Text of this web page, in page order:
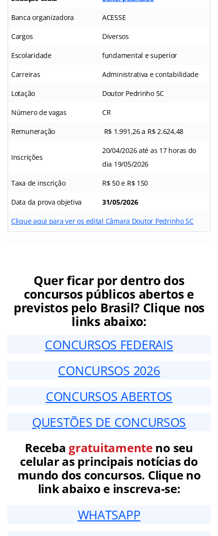
Banca organizadora ACESSE
Cargos Diversos
Escolaridade fundamental e superior
Carreiras Administrativa e contabilidade
Lotação Doutor Pedrinho SC
Número de vagas CR
Remuneração R$ 1.991,26 a R$ 2.624,48
Inscrições
20/04/2026 até as 17 horas do
dia 19/05/2026
Taxa de inscrição R$ 50 e R$ 150
Data da prova objetiva 31/05/2026
Clique aqui para ver os edital Câmara Doutor Pedrinho SC
Quer ficar por dentro dos
concursos públicos abertos e
previstos pelo Brasil? Clique nos
links abaixo:
CONCURSOS FEDERAIS
CONCURSOS 2026
CONCURSOS ABERTOS
QUESTÕES DE CONCURSOS
Receba gratuitamenteno seu
celular as principais notícias do
mundo dos concursos. Clique no
link abaixo e inscreva-se:
WHATSAPP